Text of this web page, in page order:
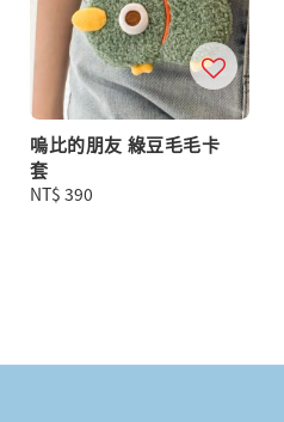
嗚比的朋友 綠豆毛毛卡
套
Regular
NT$ 390